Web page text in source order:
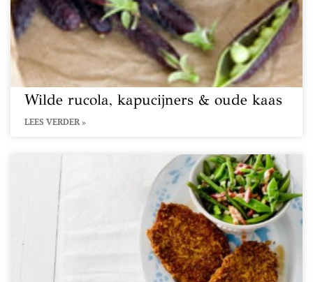
Wilde rucola, kapucijners & oude kaas
LEES VERDER »